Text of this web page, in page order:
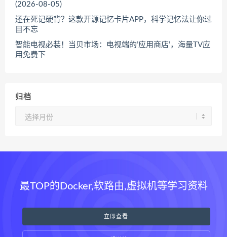
(2026-08-05)
还在死记硬背？这款开源记忆卡片APP，科学记忆法让你过
目不忘
智能电视必装！当贝市场：电视端的’应用商店’，海量TV应
用免费下
归档
最TOP的Docker,软路由,虚拟机等学习资料
立即查看